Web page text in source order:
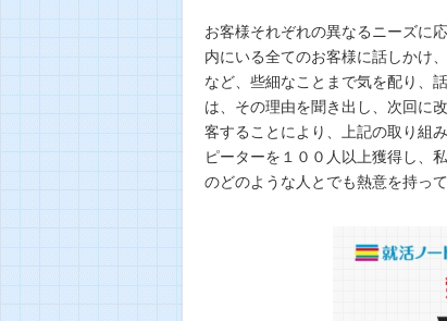
お客様それぞれの異なるニーズに
内にいる全てのお客様に話しかけ
など、些細なことまで気を配り、
は、その理由を聞き出し、次回に
客することにより、上記の取り組
ピーターを１００人以上獲得し、
のどのような人とでも熱意を持っ